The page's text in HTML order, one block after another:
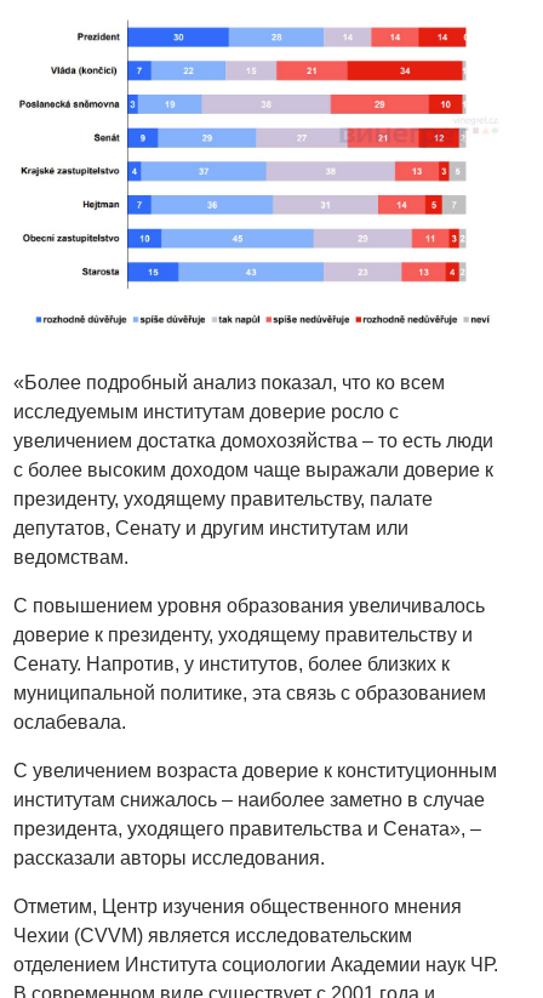
«Более подробный анализ показал, что ко всем
исследуемым институтам доверие росло с
увеличением достатка домохозяйства – то есть люди
с более высоким доходом чаще выражали доверие к
президенту, уходящему правительству, палате
депутатов, Сенату и другим институтам или
ведомствам.
С повышением уровня образования увеличивалось
доверие к президенту, уходящему правительству и
Сенату. Напротив, у институтов, более близких к
муниципальной политике, эта связь с образованием
ослабевала.
С увеличением возраста доверие к конституционным
институтам снижалось – наиболее заметно в случае
президента, уходящего правительства и Сената», –
рассказали авторы исследования.
Отметим, Центр изучения общественного мнения
Чехии (CVVM) является исследовательским
отделением Института социологии Академии наук ЧР.
В современном виде существует с 2001 года и